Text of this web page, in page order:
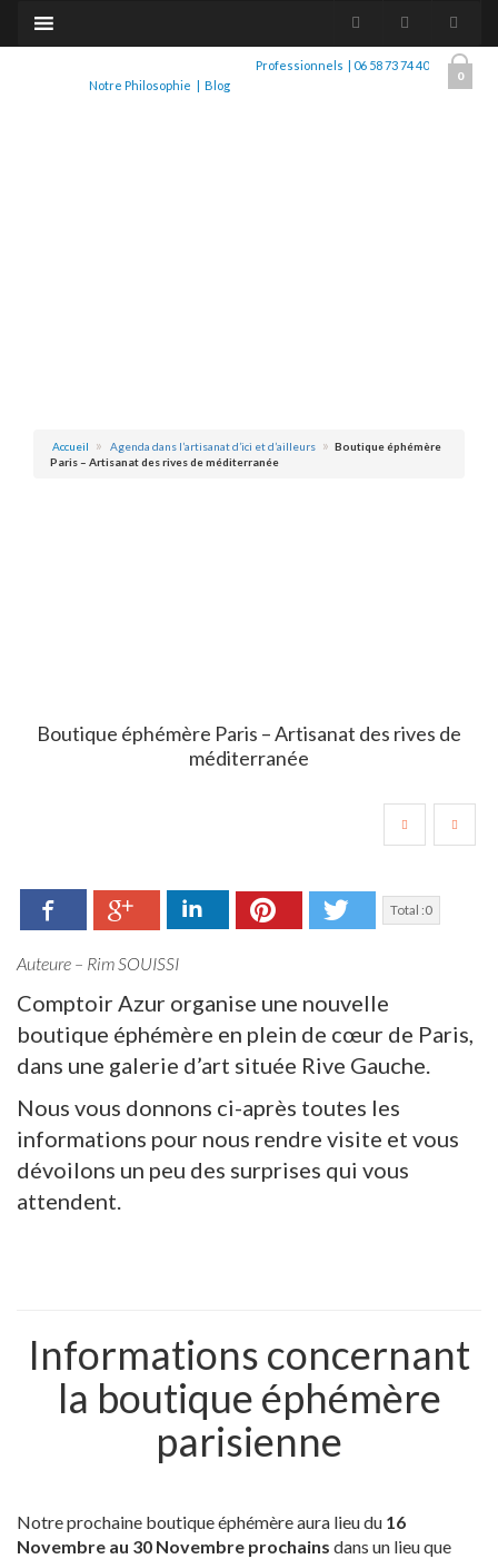
0
Notre Philosophie | Blog
Professionnels | 06 58 73 74 40
Accueil Agenda dans l’artisanat d’ici et d’ailleurs
Boutique éphémère
Paris – Artisanat des rives de méditerranée
Boutique éphémère Paris – Artisanat des rives de
méditerranée
Facebook Google+ LinkedIn Pinterest Twitter
Total :0
Auteure – Rim SOUISSI
Comptoir Azur organise une nouvelle
boutique éphémère en plein de cœur de Paris,
dans une galerie d’art située Rive Gauche.
Nous vous donnons ci-après toutes les
informations pour nous rendre visite et vous
dévoilons un peu des surprises qui vous
attendent.
Informations concernant
la boutique éphémère
parisienne
Notre prochaine boutique éphémère aura lieu du 16
Novembre au 30 Novembre prochains dans un lieu que